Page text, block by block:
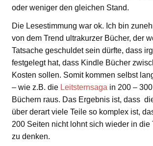
oder weniger den gleichen Stand.
Die Lesestimmung war ok. Ich bin
von dem Trend ultrakurzer Bücher, der
Tatsache geschuldet sein dürfte, dass
festgelegt hat, dass Kindle Bücher
Kosten sollen. Somit kommen selbst
– wie z.B. die Leitsternsaga in 200 –
Büchern raus. Das Ergebnis ist, dass
über derart viele Teile so komplex ist,
200 Seiten nicht lohnt sich wieder in die
zu denken.